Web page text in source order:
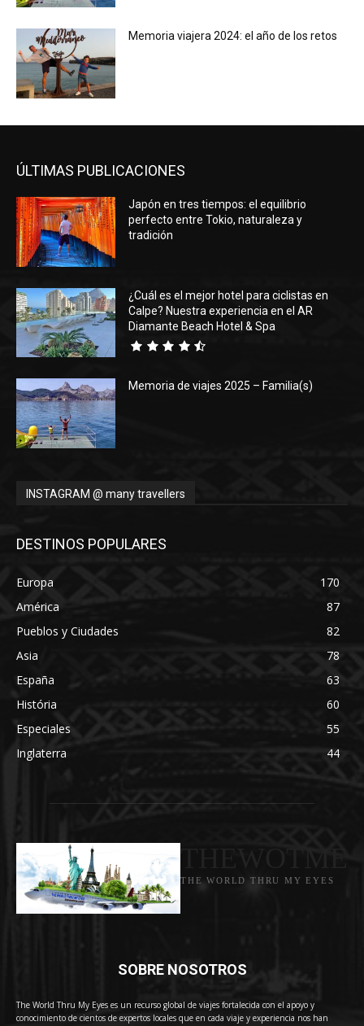
Memoria viajera 2024: el año de los retos
ÚLTIMAS PUBLICACIONES
Japón en tres tiempos: el equilibrio
perfecto entre Tokio, naturaleza y
tradición
¿Cuál es el mejor hotel para ciclistas en
Calpe? Nuestra experiencia en el AR
Diamante Beach Hotel & Spa
Memoria de viajes 2025 – Familia(s)
INSTAGRAM @ many travellers
DESTINOS POPULARES
Europa
170
América
87
Pueblos y Ciudades
82
Asia
78
España
63
História
60
Especiales
55
Inglaterra
44
THE WORLD THRU MY EYES
SOBRE NOSOTROS
The World Thru My Eyes es un recurso global de viajes fortalecida con el apoyo y
conocimiento de cientos de expertos locales que en cada viaje y experiencia nos han